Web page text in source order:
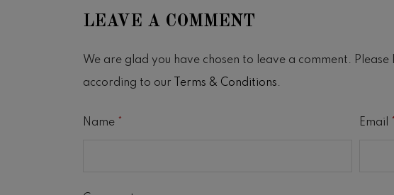
LEAVE A COMMENT
We are glad you have chosen to leave a comment.
according to our Terms & Conditions.
Name Email